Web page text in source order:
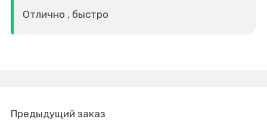
Отлично , быстро
Предыдущий заказ